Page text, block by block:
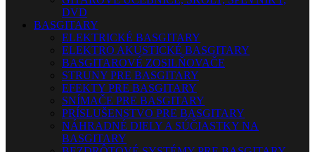
DVD
BASGITARY
ELEKTRICKÉ BASGITARY
ELEKTRO AKUSTICKÉ BASGITARY
BASGITAROVÉ ZOSILŇOVAČE
STRUNY PRE BASGITARY
EFEKTY PRE BASGITARY
SNÍMAČE PRE BASGITARY
PRÍSLUŠENSTVO PRE BASGITARY
NÁHRADNÉ DIELY A SÚČIASTKY NA
BASGITARY